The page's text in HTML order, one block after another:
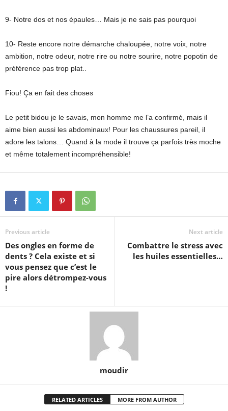
9- Notre dos et nos épaules… Mais je ne sais pas pourquoi
10- Reste encore notre démarche chaloupée, notre voix, notre
ambition, notre odeur, notre rire ou notre sourire, notre popotin de
préférence pas trop plat..
Fiou! Ça en fait des choses
Le petit bidou je le savais, mon homme me l’a confirmé, mais il
aime bien aussi les abdominaux! Pour les chaussures pareil, il
adore les talons… Quand à la mode il trouve ça parfois très moche
et même totalement incompréhensible!
Previous article
Des ongles en forme de
dents ? Cela existe et si
vous pensez que c’est le
pire alors détrompez-vous
!
Next article
Combattre le stress avec
les huiles essentielles…
moudir
RELATED ARTICLES MORE FROM AUTHOR